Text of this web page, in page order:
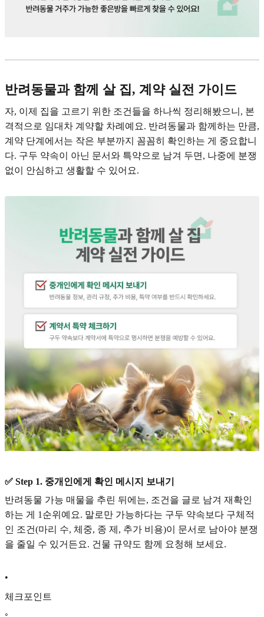
반려동물과 함께 살 집, 계약 실전 가이드
자, 이제 집을 고르기 위한 조건들을 하나씩 정리해봤으니, 본
격적으로 임대차 계약할 차례예요. 반려동물과 함께하는 만큼,
계약 단계에서는 작은 부분까지 꼼꼼히 확인하는 게 중요합니
다. 구두 약속이 아닌 문서와 특약으로 남겨 두면, 나중에 분쟁
없이 안심하고 생활할 수 있어요.
✅ Step 1. 중개인에게 확인 메시지 보내기
반려동물 가능 매물을 추린 뒤에는, 조건을 글로 남겨 재확인
하는 게 1순위예요. 말로만 가능하다는 구두 약속보다 구체적
인 조건(마리 수, 체중, 종 제, 추가 비용)이 문서로 남아야 분쟁
을 줄일 수 있거든요. 건물 규약도 함께 요청해 보세요.
•
체크포인트
◦